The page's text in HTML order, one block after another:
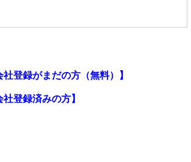
登録がまだの方（無料）】
社登録済みの方】